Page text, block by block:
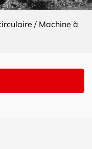
/ Machine à